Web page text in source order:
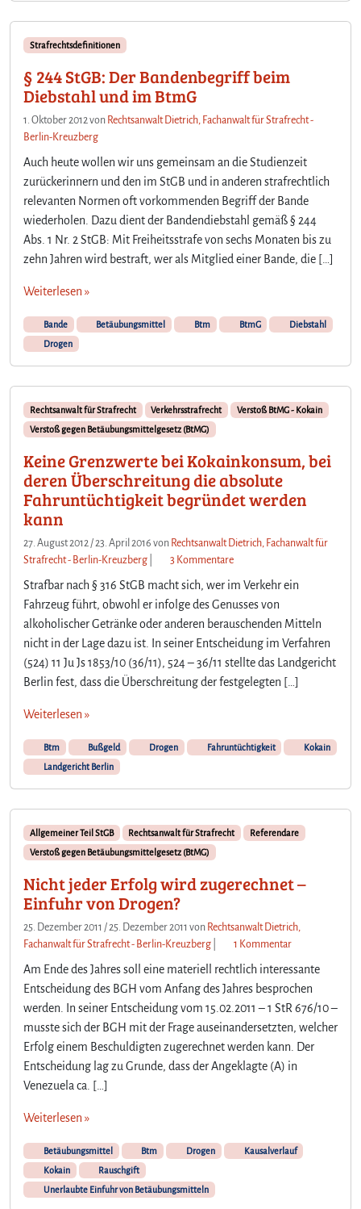
Strafrechtsdefinitionen
§ 244 StGB: Der Bandenbegriff beim
Diebstahl und im BtmG
1. Oktober 2012von Rechtsanwalt Dietrich, Fachanwalt für Strafrecht -
Berlin-Kreuzberg
Auch heute wollen wir uns gemeinsam an die Studienzeit
zurückerinnern und den im StGB und in anderen strafrechtlich
relevanten Normen oft vorkommenden Begriff der Bande
wiederholen. Dazu dient der Bandendiebstahl gemäß § 244
Abs. 1 Nr. 2 StGB: Mit Freiheitsstrafe von sechs Monaten bis zu
zehn Jahren wird bestraft, wer als Mitglied einer Bande, die […]
Weiterlesen »
Bande Betäubungsmittel Btm BtmG
Diebstahl
Drogen
Rechtsanwalt für Strafrecht Verkehrsstrafrecht
Verstoß BtMG - Kokain
Verstoß gegen Betäubungsmittelgesetz (BtMG)
Keine Grenzwerte bei Kokainkonsum, bei
deren Überschreitung die absolute
Fahruntüchtigkeit begründet werden
kann
27. August 2012 /23. April 2016 von Rechtsanwalt Dietrich, Fachanwalt für
Strafrecht - Berlin-Kreuzberg
3 Kommentarez
e
i
n
e
G
z
e
i
k
a
i
n
n
s
u
Strafbar nach § 316 StGB macht sich, wer im Verkehr ein
Fahrzeug führt, obwohl er infolge des Genusses von
alkoholischer Getränke oder anderen berauschenden Mitteln
nicht in der Lage dazu ist. In seiner Entscheidung im Verfahren
(524) 11 Ju Js 1853/10 (36/11), 524 – 36/11 stellte das Landgericht
Berlin fest, dass die Überschreitung der festgelegten […]
Weiterlesen »
Btm Bußgeld Drogen Fahruntüchtigkeit
Kokain
Landgericht Berlin
Allgemeiner Teil StGB Rechtsanwalt für Strafrecht
Referendare
Verstoß gegen Betäubungsmittelgesetz (BtMG)
Nicht jeder Erfolg wird zugerechnet –
Einfuhr von Drogen?
25. Dezember 2011 /25. Dezember 2011 von Rechtsanwalt Dietrich,
Fachanwalt für Strafrecht - Berlin-Kreuzberg
1 Kommentarz
i
c
h
j
E
Am Ende des Jahres soll eine materiell rechtlich interessante
Entscheidung des BGH vom Anfang des Jahres besprochen
werden. In seiner Entscheidung vom 15.02.2011 – 1 StR 676/10 –
musste sich der BGH mit der Frage auseinandersetzten, welcher
Erfolg einem Beschuldigten zugerechnet werden kann. Der
Entscheidung lag zu Grunde, dass der Angeklagte (A) in
Venezuela ca. […]
Weiterlesen »
Betäubungsmittel Btm Drogen
Kausalverlauf
Kokain
Rauschgift
Unerlaubte Einfuhr von Betäubungsmitteln